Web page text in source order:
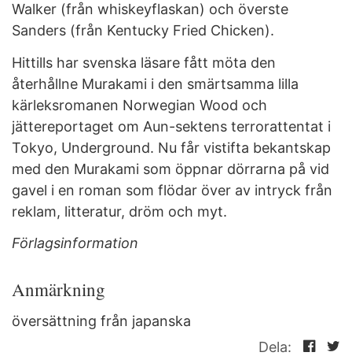
Walker (från whiskeyflaskan) och överste
Sanders (från Kentucky Fried Chicken).
Hittills har svenska läsare fått möta den
återhållne Murakami i den smärtsamma lilla
kärleksromanen Norwegian Wood och
jättereportaget om Aun-sektens terrorattentat i
Tokyo, Underground. Nu får vistifta bekantskap
med den Murakami som öppnar dörrarna på vid
gavel i en roman som flödar över av intryck från
reklam, litteratur, dröm och myt.
Förlagsinformation
Anmärkning
översättning från japanska
Dela: